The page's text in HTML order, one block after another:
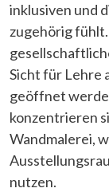
inklusiven und
zugehörig
Sicht für Lehre
geöffnet
konzentrieren
Wandmalerei,
nutzen.